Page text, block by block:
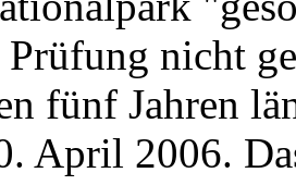
nicht
fünf Jahren
April 2006.